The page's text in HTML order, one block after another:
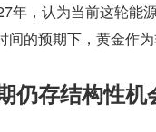
年，认为当前这轮能
间的预期下，黄金作
仍存结构性机